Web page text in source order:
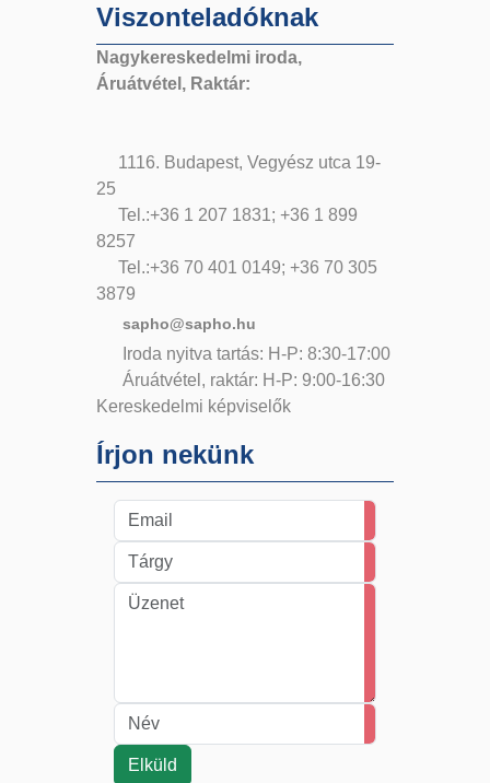
Viszonteladóknak
Nagykereskedelmi iroda,
Áruátvétel, Raktár:
1116. Budapest, Vegyész utca 19-
25
Tel.:+36 1 207 1831; +36 1 899
8257
Tel.:+36 70 401 0149; +36 70 305
3879
sapho@sapho.hu
Iroda nyitva tartás: H-P: 8:30-17:00
Áruátvétel, raktár: H-P: 9:00-16:30
Kereskedelmi képviselők
Írjon nekünk